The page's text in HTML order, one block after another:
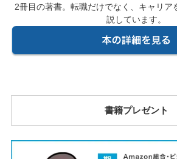
2冊目の著書。転職だけでなく、キャリア
説しています。
書籍プレゼント